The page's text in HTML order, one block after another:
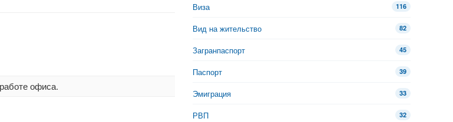
офиса.
Виза 116
Вид на жительство 82
Загранпаспорт 45
Паспорт 39
Эмиграция 33
РВП 32